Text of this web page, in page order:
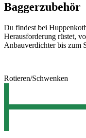
Baggerzubehör
Du findest bei
Herausforderung rüstet,
Anbauverdichter bis zum
Rotieren/Schwenken